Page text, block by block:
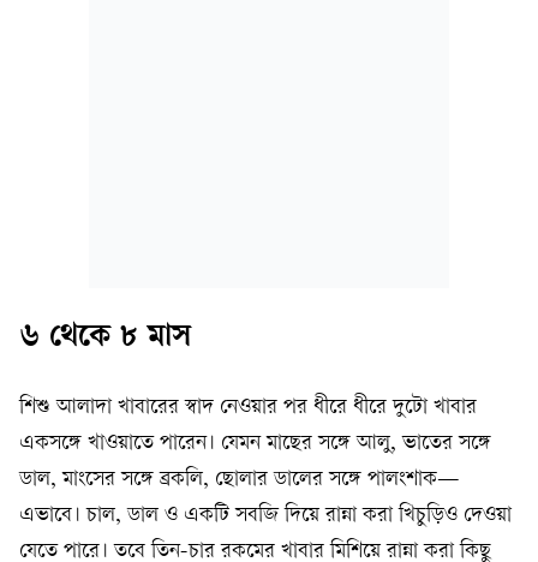
৬ থেকে ৮ মাস
শিশু আলাদা খাবারের স্বাদ নেওয়ার পর ধীরে ধীরে দুটো খাবার
একসঙ্গে খাওয়াতে পারেন। যেমন মাছের সঙ্গে আলু, ভাতের সঙ্গে
ডাল, মাংসের সঙ্গে ব্রকলি, ছোলার ডালের সঙ্গে পালংশাক—
এভাবে। চাল, ডাল ও একটি সবজি দিয়ে রান্না করা খিচুড়িও দেওয়া
যেতে পারে। তবে তিন-চার রকমের খাবার মিশিয়ে রান্না করা কিছু